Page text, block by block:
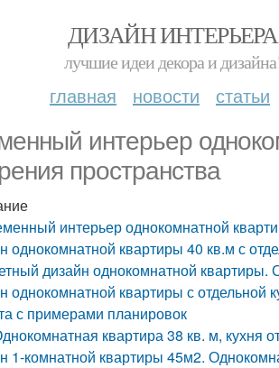
ДИЗАЙН ИНТЕРЬЕРА
лучшие идеи декора и
главная новости статьи
интерьер
пространства
интерьер однокомнатной
однокомнатной квартиры 40 кв.м с
дизайн однокомнатной квартиры.
однокомнатной квартиры с отдельной
с примерами планировок
квартира 38 кв. м, кухня
1-комнатной квартиры 45м2.